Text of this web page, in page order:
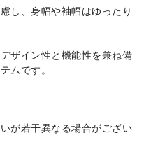
し、身幅や袖幅はゆったり
ザイン性と機能性を兼ね備
ムです。
が若干異なる場合がござい